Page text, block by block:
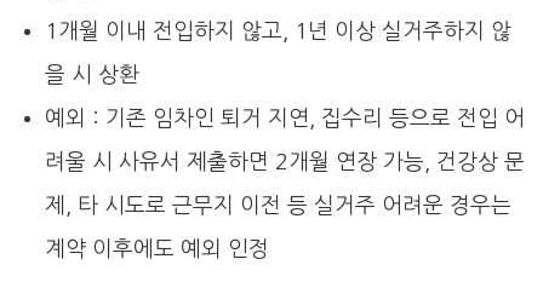
1개월 이내 전입하지 않고, 1년 이상 실거주하지 않
을 시 상환
예외 : 기존 임차인 퇴거 지연, 집수리 등으로 전입 어
려울 시 사유서 제출하면 2개월 연장 가능, 건강상 문
제, 타 시도로 근무지 이전 등 실거주 어려운 경우는
계약 이후에도 예외 인정